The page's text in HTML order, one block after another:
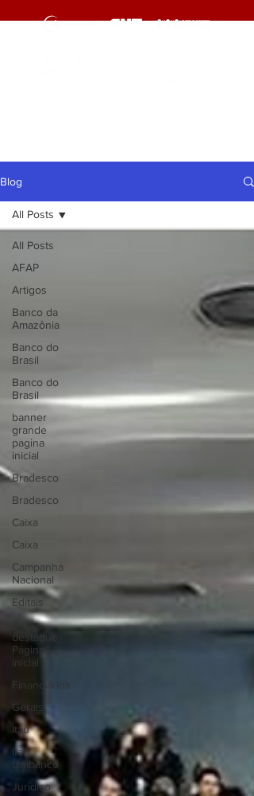
Blog
All Posts
AFAP
Artigos
Banco da
Amazônia
Banco do
Brasil
Banco do
Brasil
banner
grande
pagina
inicial
Bradesco
Bradesco
Caixa
Caixa
Campanha
Nacional
Editais
destaque
Página
inicial
Financiários
Gerais
Itaú
Itaú
Unibanco
Jurídico
All Posts